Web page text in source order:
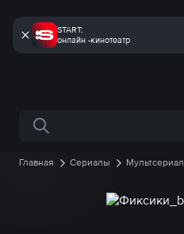
START:
онлайн -кинотеатр
Поиск по сайту
Главная Сериалы Мультсериал